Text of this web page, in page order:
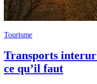
Tourisme
Transports
ce qu’il faut